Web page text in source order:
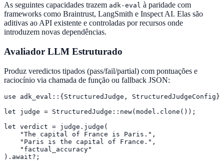
As seguintes capacidades trazem adk-eval à paridade com
frameworks como Braintrust, LangSmith e Inspect AI. Elas são
aditivas ao API existente e controladas por recursos onde
introduzem novas dependências.
Avaliador LLM Estruturado
Produz veredictos tipados (pass/fail/partial) com pontuações e
raciocínio via chamada de função ou fallback JSON:
use adk_eval::{StructuredJudge, StructuredJudgeConfig};
let judge = StructuredJudge::new(model.clone());
let verdict = judge.judge(
    "The capital of France is Paris.",
    "Paris is the capital of France.",
    "factual_accuracy"
).await?;